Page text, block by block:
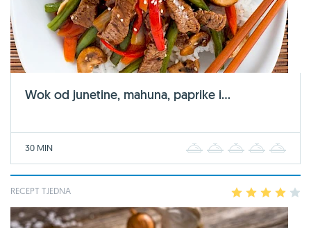
Wok od junetine, mahuna, paprike i...
30 MIN 2 3 4
RECEPT TJEDNA 2 3 4